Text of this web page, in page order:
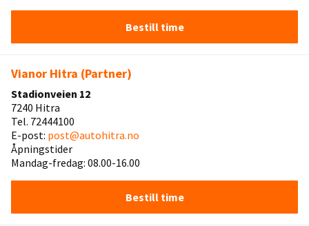
Bestill time
Vianor Hitra (Partner)
Stadionveien 12
7240 Hitra
Tel. 72444100
E-post: post@autohitra.no
Åpningstider
Mandag-fredag: 08.00-16.00
Bestill time